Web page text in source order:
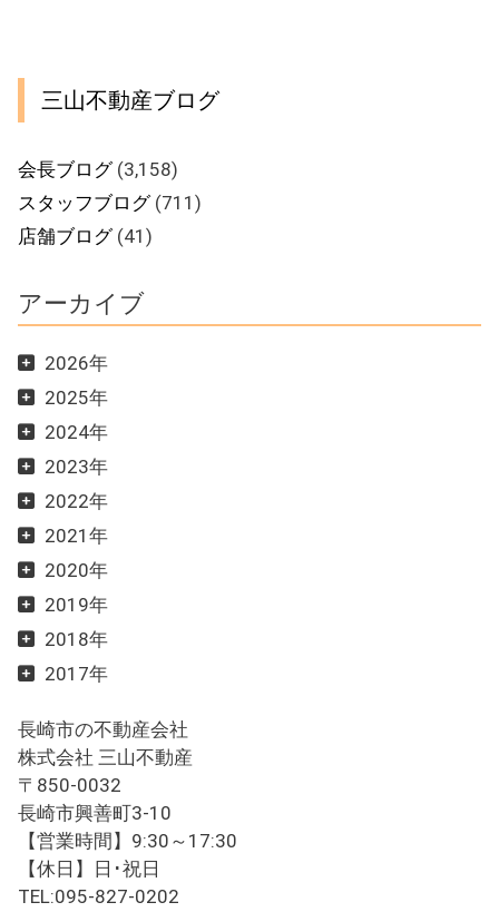
三山不動産ブログ
会長ブログ(3,158)
スタッフブログ(711)
店舗ブログ(41)
アーカイブ
2026年
2025年
2024年
2023年
2022年
2021年
2020年
2019年
2018年
2017年
長崎市の不動産会社
株式会社 三山不動産
〒850-0032
長崎市興善町3-10
【営業時間】9:30～17:30
【休日】日･祝日
TEL:095-827-0202